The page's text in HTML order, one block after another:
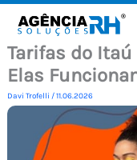
para
conteúdo
Tarifas do Itaú
Elas
Davi Trofelli /11.06.2026